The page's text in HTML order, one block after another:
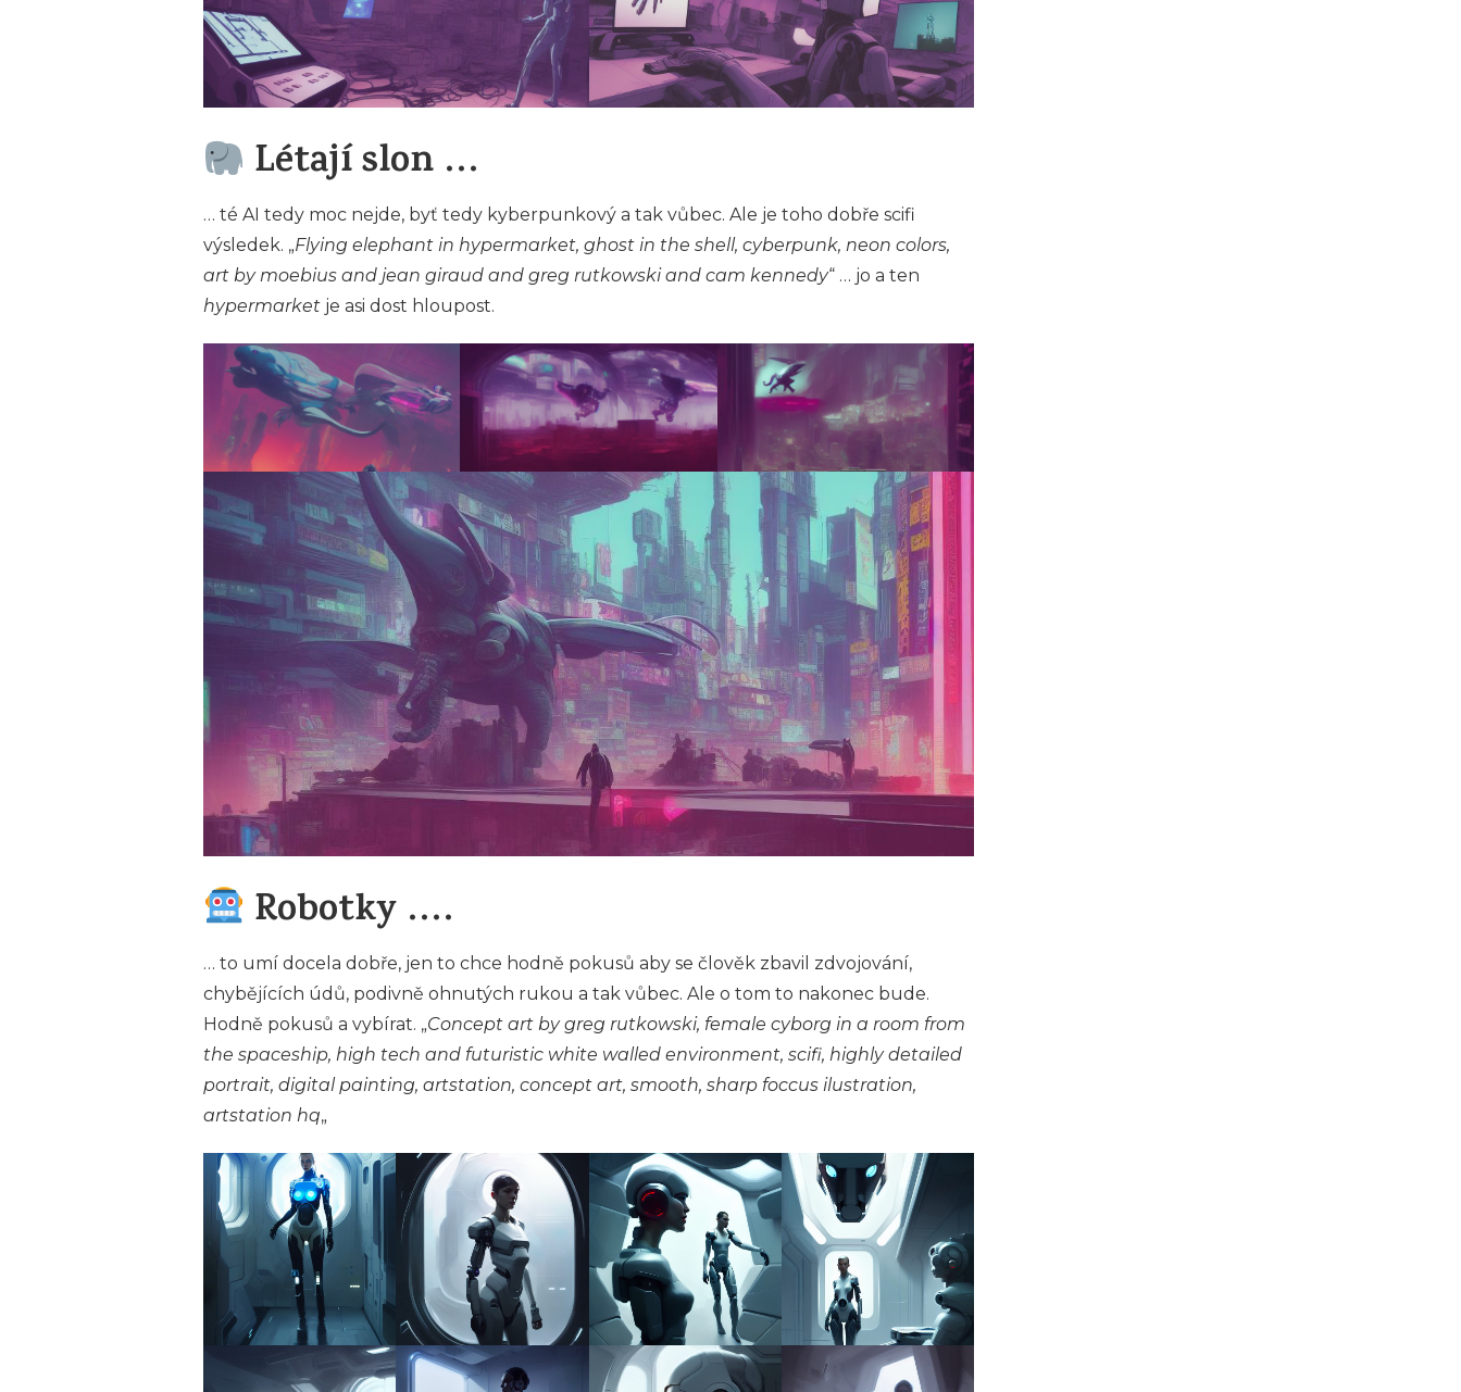
Létají slon …
… té AI tedy moc nejde, byť tedy kyberpunkový a tak vůbec. Ale je toho dobře scifi
výsledek. „Flying elephant in hypermarket, ghost in the shell, cyberpunk, neon colors,
art by moebius and jean giraud and greg rutkowski and cam kennedy“ … jo a ten
hypermarket je asi dost hloupost.
Robotky ….
… to umí docela dobře, jen to chce hodně pokusů aby se člověk zbavil zdvojování,
chybějících údů, podivně ohnutých rukou a tak vůbec. Ale o tom to nakonec bude.
Hodně pokusů a vybírat. „Concept art by greg rutkowski, female cyborg in a room from
the spaceship, high tech and futuristic white walled environment, scifi, highly detailed
portrait, digital painting, artstation, concept art, smooth, sharp foccus ilustration,
artstation hq„